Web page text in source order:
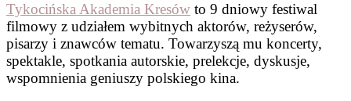
Tykocińska Akademia Kresów to 9 dniowy festiwal
filmowy z udziałem wybitnych aktorów, reżyserów,
pisarzy i znawców tematu. Towarzyszą mu koncerty,
spektakle, spotkania autorskie, prelekcje, dyskusje,
wspomnienia geniuszy polskiego kina.